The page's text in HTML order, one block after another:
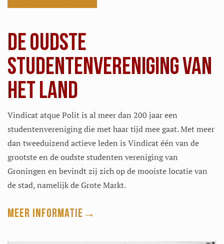
DE OUDSTE
STUDENTENVERENIGING VAN
HET LAND
Vindicat atque Polit is al meer dan 200 jaar een
studentenvereniging die met haar tijd mee gaat. Met meer
dan tweeduizend actieve leden is Vindicat één van de
grootste en de oudste studenten vereniging van
Groningen en bevindt zij zich op de mooiste locatie van
de stad, namelijk de Grote Markt.
Meer informatie